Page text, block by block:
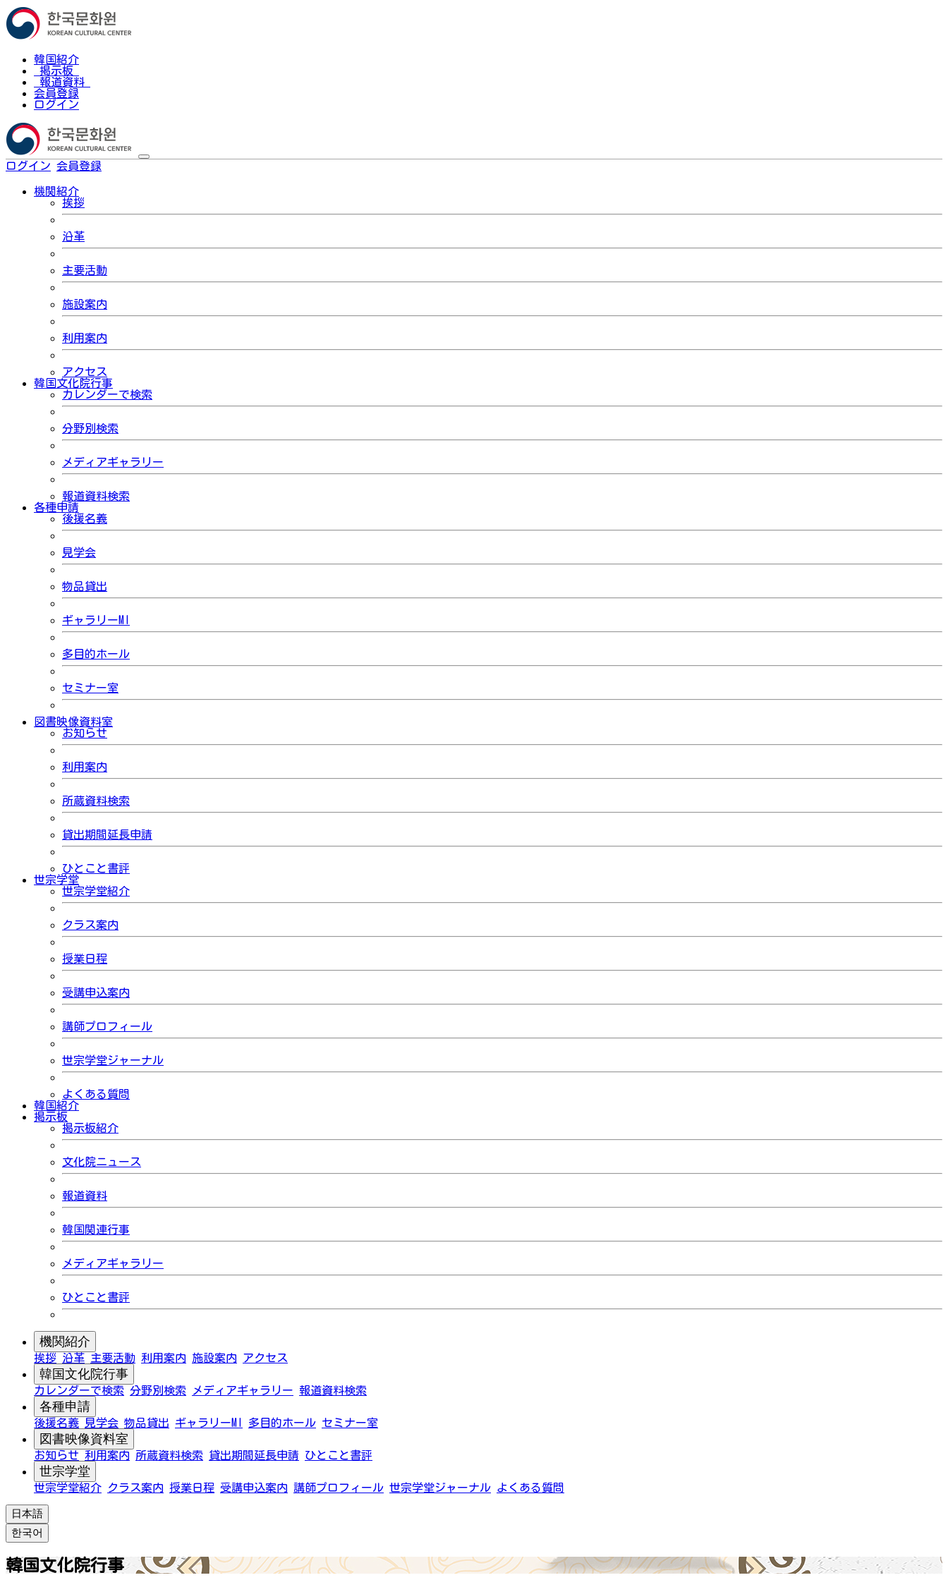
韓国紹介
掲示板
報道資料
会員登録
ログイン
ログイン 会員登録
機関紹介
挨拶
沿革
主要活動
施設案内
利用案内
アクセス
韓国文化院行事
カレンダーで検索
分野別検索
メディアギャラリー
報道資料検索
各種申請
後援名義
見学会
物品貸出
ギャラリーMI
多目的ホール
セミナー室
図書映像資料室
お知らせ
利用案内
所蔵資料検索
貸出期間延長申請
ひとこと書評
世宗学堂
世宗学堂紹介
クラス案内
授業日程
受講申込案内
講師プロフィール
世宗学堂ジャーナル
よくある質問
韓国紹介
掲示板
掲示板紹介
文化院ニュース
報道資料
韓国関連行事
メディアギャラリー
ひとこと書評
機関紹介
挨拶 沿革 主要活動 利用案内 施設案内 アクセス
韓国文化院行事
カレンダーで検索 分野別検索 メディアギャラリー 報道資料検索
各種申請
後援名義 見学会 物品貸出 ギャラリーMI 多目的ホール セミナー室
図書映像資料室
お知らせ 利用案内 所蔵資料検索 貸出期間延長申請 ひとこと書評
世宗学堂
世宗学堂紹介 クラス案内 授業日程 受講申込案内 講師プロフィール 世宗学堂ジャーナル よくある質問
日本語
한국어
韓国文化院行事